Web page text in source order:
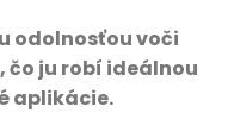
odolnosťou voči
ju robí ideálnou
aplikácie.